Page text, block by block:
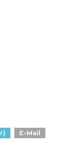
E-Mail